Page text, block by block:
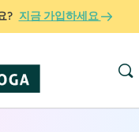
? 지금 가입하세요